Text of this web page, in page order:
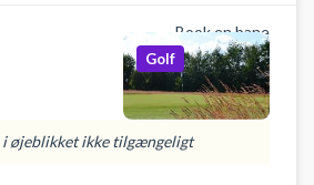
Book en bane
Golf
øjeblikket ikke tilgængeligt